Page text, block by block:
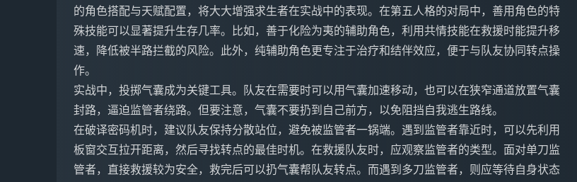
的角色搭配与天赋配置，将大大增强求生者在实战中的表现。在第五人格的对局中，善用角色的特
殊技能可以显著提升生存几率。比如，善于化险为夷的辅助角色，利用共情技能在救援时能提升移
速，降低被半路拦截的风险。此外，纯辅助角色更专注于治疗和结伴效应，便于与队友协同转点操
作。
实战中，投掷气囊成为关键工具。队友在需要时可以用气囊加速移动，也可以在狭窄通道放置气囊
封路，逼迫监管者绕路。但要注意，气囊不要扔到自己前方，以免阻挡自我逃生路线。
在破译密码机时，建议队友保持分散站位，避免被监管者一锅端。遇到监管者靠近时，可以先利用
板窗交互拉开距离，然后寻找转点的最佳时机。在救援队友时，应观察监管者的类型。面对单刀监
管者，直接救援较为安全，救完后可以扔气囊帮队友转点。而遇到多刀监管者，则应等待自身状态